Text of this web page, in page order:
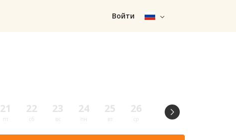
Войти
21
пт
22
сб
23
вс
24
пн
25
вт
26
ср
27